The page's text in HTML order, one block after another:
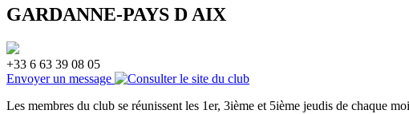
GARDANNE-PAYS D AIX
+33 6 63 39 08 05
Envoyer un message
Les membres du club se réunissent les 1er, 3ième et 5ième jeudis de chaque